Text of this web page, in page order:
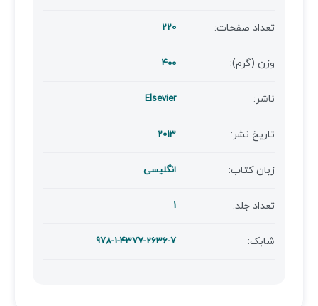
تعداد صفحات: 220
وزن (گرم): 400
ناشر: Elsevier
تاریخ نشر: 2013
زبان کتاب: انگلیسی
تعداد جلد: 1
شابک: 978-1-4377-2636-7